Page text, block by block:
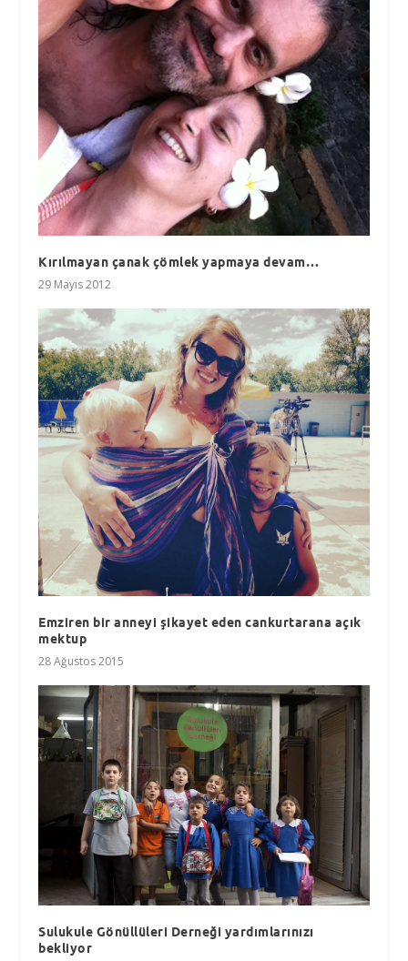
Kırılmayan çanak çömlek yapmaya devam…
29 Mayıs 2012
Emziren bir anneyi şikayet eden cankurtarana açık
mektup
28 Ağustos 2015
Sulukule Gönüllüleri Derneği yardımlarınızı
bekliyor